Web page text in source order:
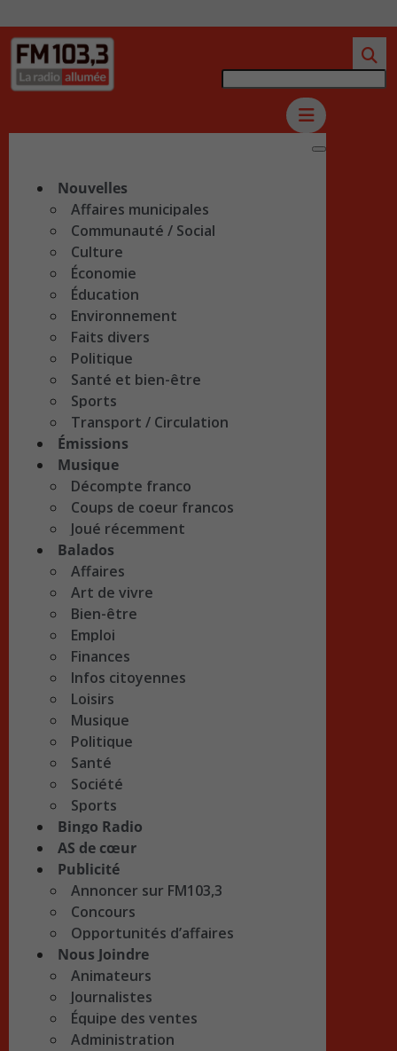
Nouvelles
Affaires municipales
Communauté / Social
Culture
Économie
Éducation
Environnement
Faits divers
Politique
Santé et bien-être
Sports
Transport / Circulation
Émissions
Musique
Décompte franco
Coups de coeur francos
Joué récemment
Balados
Affaires
Art de vivre
Bien-être
Emploi
Finances
Infos citoyennes
Loisirs
Musique
Politique
Santé
Société
Sports
Bingo Radio
AS de cœur
Publicité
Annoncer sur FM103,3
Concours
Opportunités d’affaires
Nous Joindre
Animateurs
Journalistes
Équipe des ventes
Administration